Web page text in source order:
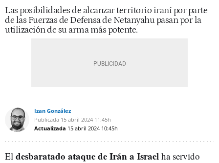
Las posibilidades de alcanzar territorio iraní por parte
de las Fuerzas de Defensa de Netanyahu pasan por la
utilización de su arma más potente.
Izan González
Publicada 15 abril 2024 11:45h
Actualizada 15 abril 2024 10:45h
El desbaratado ataque de Irán a Israel ha servido